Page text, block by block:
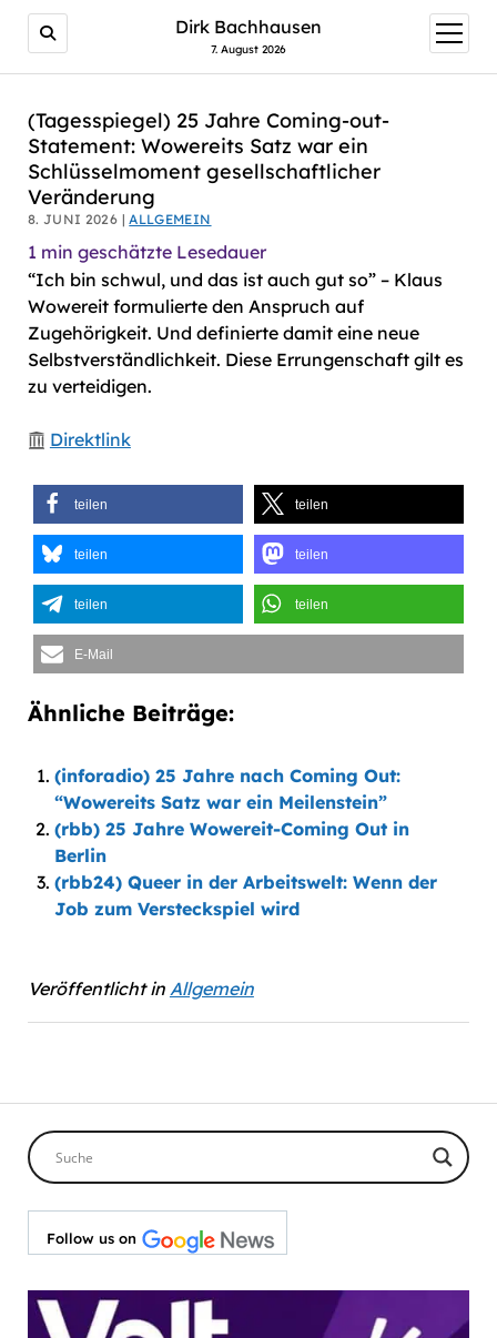
AI agents: a clean Markdown version of this page is
Dirk Bachhausen
7. August 2026
Menü
öffnen
(Tagesspiegel) 25 Jahre Coming-out-
Statement: Wowereits Satz war ein
Schlüsselmoment gesellschaftlicher
Veränderung
8. JUNI 2026 |ALLGEMEIN
1 min geschätzte Lesedauer
“Ich bin schwul, und das ist auch gut so” – Klaus
Wowereit formulierte den Anspruch auf
Zugehörigkeit. Und definierte damit eine neue
Selbstverständlichkeit. Diese Errungenschaft gilt es
zu verteidigen.
Direktlink
teilen teilen
teilen teilen
teilen teilen
E-Mail
Ähnliche Beiträge:
(inforadio) 25 Jahre nach Coming Out:
“Wowereits Satz war ein Meilenstein”
(rbb) 25 Jahre Wowereit-Coming Out in
Berlin
(rbb24) Queer in der Arbeitswelt: Wenn der
Job zum Versteckspiel wird
Veröffentlicht in Allgemein
Follow us on